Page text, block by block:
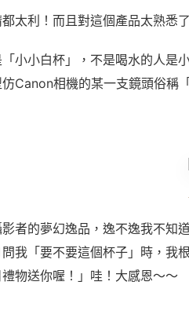
太利！而且對這個產品太熟悉
小小白杯」，不是喝水的人是
Canon相機的某一支鏡頭俗稱
者的夢幻逸品，逸不逸我不知
我「要不要這個杯子」時，我
物送你喔！」哇！大感恩～～